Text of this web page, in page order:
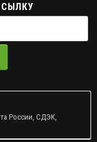
России, СДЭК,